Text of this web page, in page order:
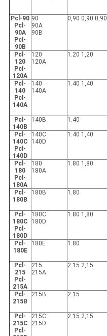
Pcl-90
Pcl-
90A
Pcl-
90B
90
90A
90B
0,90 0,90 0,90
Pcl-
120
Pcl-
120A
120
120A
1.20 1,20
Pcl-
140
Pcl-
140A
140
140A
1.40 1,40
Pcl-
140B
140B 1.40
Pcl-
140C
Pcl-
140D
140C
140D
1.40 1,40
Pcl-
180
Pcl-
180A
180
180A
1.80 1,80
Pcl-
180B
180B 1.80
Pcl-
180C
Pcl-
180D
180C
180D
1.80 1,80
Pcl-
180E
180E 1.80
Pcl-
215
Pcl-
215A
215
215A
2.15 2,15
Pcl-
215B
215B 2.15
Pcl-
215C
Pcl-
215C
215D
2.15 2,15